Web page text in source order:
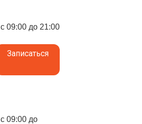
с 09:00 до 21:00
Записаться
с 09:00 до